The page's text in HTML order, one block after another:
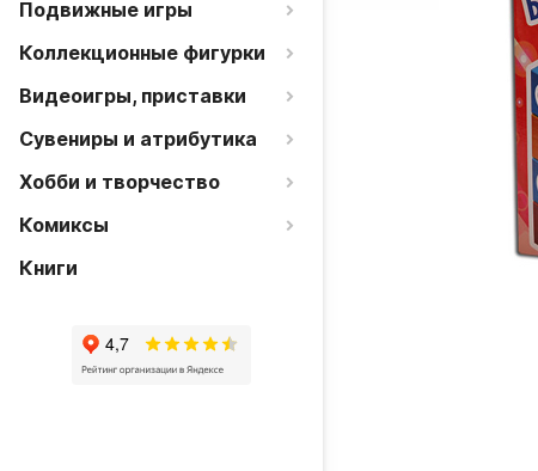
Подвижные игры
Коллекционные фигурки
Видеоигры, приставки
Сувениры и атрибутика
Хобби и творчество
Комиксы
Книги